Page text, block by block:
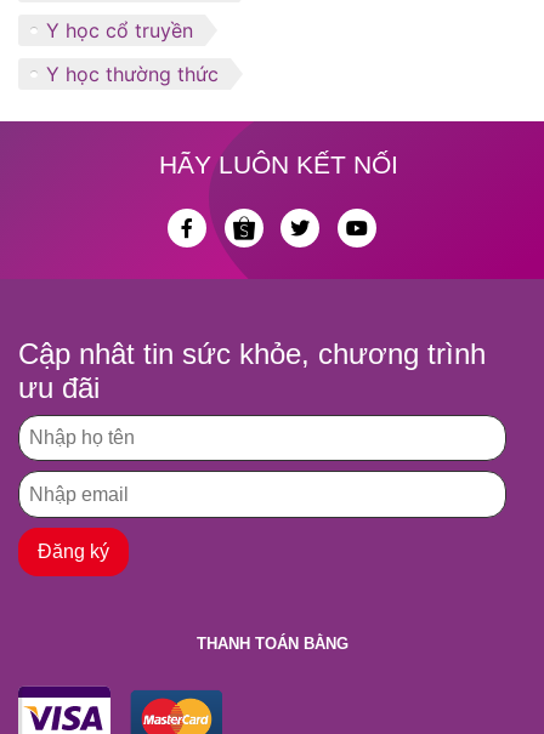
Y học cổ truyền
Y học thường thức
HÃY LUÔN KẾT NỐI
Cập nhât tin sức khỏe, chương trình
ưu đãi
THANH TOÁN BẰNG